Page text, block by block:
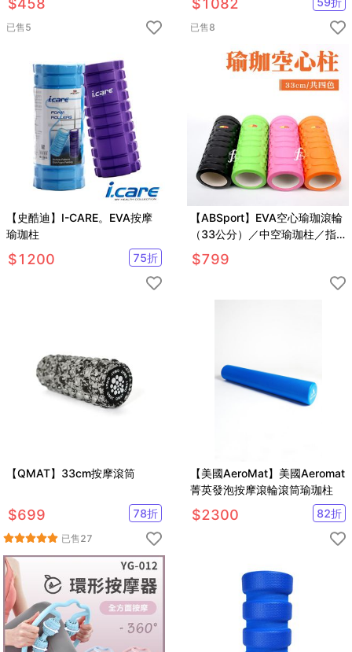
$458
已售5
$1082
已售8
【史酷迪】I-CARE。EVA按摩
瑜珈柱
$1200 75折
【ABSport】EVA空心瑜珈滾輪
（33公分）／中空瑜珈柱／指
壓瑜珈棒／按摩滾輪／狼牙棒滾
筒
$799
【QMAT】33cm按摩滾筒
$699 78折
已售27
【美國AeroMat】美國Aeromat
菁英發泡按摩滾輪滾筒瑜珈柱
$2300 82折